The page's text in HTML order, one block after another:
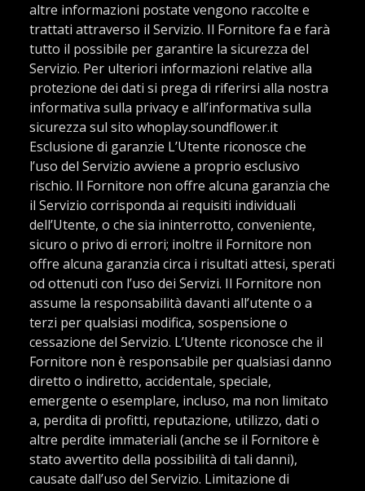
altre informazioni postate vengono raccolte e
trattati attraverso il Servizio. Il Fornitore fa e farà
tutto il possibile per garantire la sicurezza del
Servizio. Per ulteriori informazioni relative alla
protezione dei dati si prega di riferirsi alla nostra
informativa sulla privacy e all’informativa sulla
sicurezza sul sito whoplay.soundflower.it
Esclusione di garanzie L’Utente riconosce che
l’uso del Servizio avviene a proprio esclusivo
rischio. Il Fornitore non offre alcuna garanzia che
il Servizio corrisponda ai requisiti individuali
dell’Utente, o che sia ininterrotto, conveniente,
sicuro o privo di errori; inoltre il Fornitore non
offre alcuna garanzia circa i risultati attesi, sperati
od ottenuti con l’uso dei Servizi. Il Fornitore non
assume la responsabilità davanti all’utente o a
terzi per qualsiasi modifica, sospensione o
cessazione del Servizio. L’Utente riconosce che il
Fornitore non è responsabile per qualsiasi danno
diretto o indiretto, accidentale, speciale,
emergente o esemplare, incluso, ma non limitato
a, perdita di profitti, reputazione, utilizzo, dati o
altre perdite immateriali (anche se il Fornitore è
stato avvertito della possibilità di tali danni),
causate dall’uso del Servizio. Limitazione di